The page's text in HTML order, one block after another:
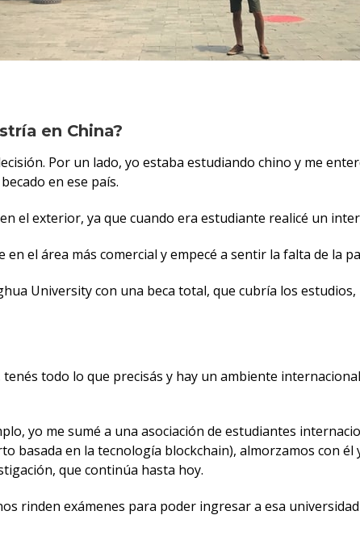
en China?
Por un lado, yo estaba estudiando chino y me
en ese país.
el exterior, ya que cuando era estudiante realicé un
el área más comercial y empecé a sentir la falta de la
University con una beca total, que cubría los
todo lo que precisás y hay un ambiente
yo me sumé a una asociación de estudiantes
basada en la tecnología blockchain), almorzamos con
que continúa hasta hoy.
rinden exámenes para poder ingresar a esa